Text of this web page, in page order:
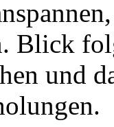
Blick
und